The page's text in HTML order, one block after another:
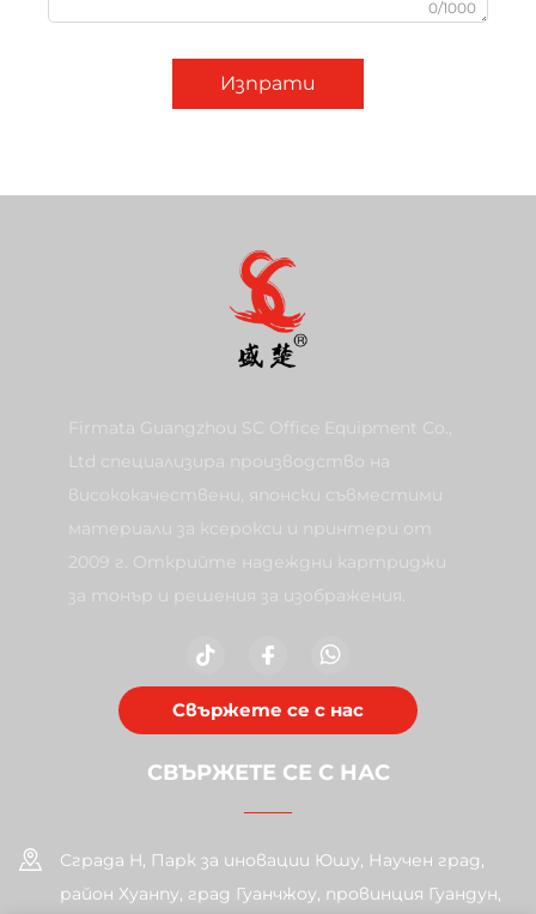
0/1000
Изпрати
Firmata Guangzhou SC Office Equipment Co.,
Ltd специализира производство на
висококачествени, японски съвместими
материали за ксерокси и принтери от
2009 г. Открийте надеждни картриджи
за тонър и решения за изображения.
Свържете се с нас
СВЪРЖЕТЕ СЕ С НАС
Сграда H, Парк за иновации Юшу, Научен град,
район Хуанпу, град Гуанчжоу, провинция Гуандун,